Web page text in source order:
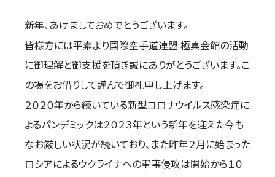
各委員会紹介
国際空手道連盟について
お知らせ
本部からのお知らせ
支部からのお知らせ
公式大会
公式記録
試合規則
新年、あけましておめでとうございます。
皆様方には平素より国際空手道連盟 極真会館の活動
に御理解と御支援を頂き誠にありがとうございます。こ
の場をお借りして謹んで御礼申し上げます。
２０２０年から続いている新型コロナウイルス感染症に
よるパンデミックは２０２３年という新年を迎えた今も
なお厳しい状況が続いており、また昨年２月に始まった
ロシアによるウクライナへの軍事侵攻は開始から１０